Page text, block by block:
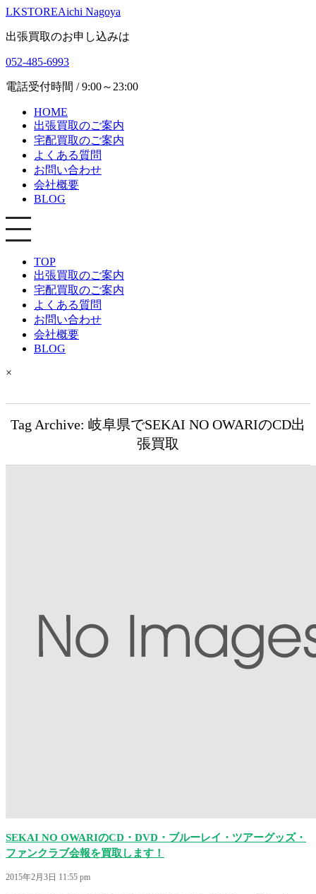
LKSTOREAichi Nagoya
出張買取のお申し込みは
052-485-6993
電話受付時間 / 9:00～23:00
HOME
出張買取のご案内
宅配買取のご案内
よくある質問
お問い合わせ
会社概要
BLOG
TOP
出張買取のご案内
宅配買取のご案内
よくある質問
お問い合わせ
会社概要
BLOG
×
Tag Archive: 岐阜県でSEKAI NO OWARIのCD出
張買取
SEKAI NO OWARIのCD・DVD・ブルーレイ・ツアーグッズ・
ファンクラブ会報を買取します！
2015年2月3日 11:55 pm